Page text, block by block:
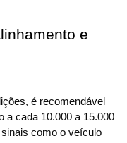
e
é recomendável
a cada 10.000 a 15.000
como o veículo